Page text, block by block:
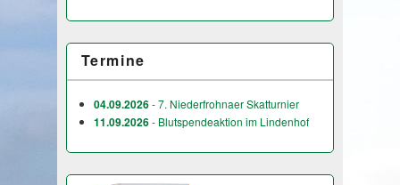
Termine
04.09.2026- 7. Niederfrohnaer Skatturnier
11.09.2026- Blutspendeaktion im Lindenhof